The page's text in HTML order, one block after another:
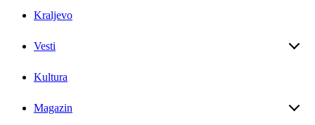
Kraljevo
Vesti
Kultura
Magazin